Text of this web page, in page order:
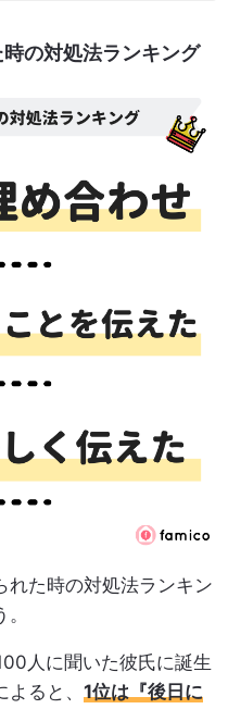
の対処法ランキング
れた時の対処法ランキン
人に聞いた彼氏に誕生
ると、 1位は『後日に